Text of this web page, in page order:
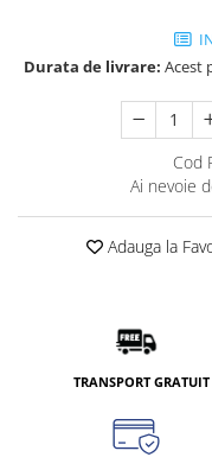
Durata de livrare: Acest
Cod
Ai nevoie
Adauga la
TRANSPORT GRATUIT